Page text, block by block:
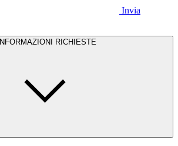
Invia
INFORMAZIONI RICHIESTE